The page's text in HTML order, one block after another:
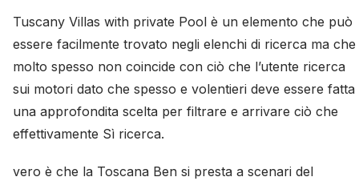
Tuscany Villas with private Pool è un elemento che può
essere facilmente trovato negli elenchi di ricerca ma che
molto spesso non coincide con ciò che l’utente ricerca
sui motori dato che spesso e volentieri deve essere fatta
una approfondita scelta per filtrare e arrivare ciò che
effettivamente Sì ricerca.
vero è che la Toscana Ben si presta a scenari del